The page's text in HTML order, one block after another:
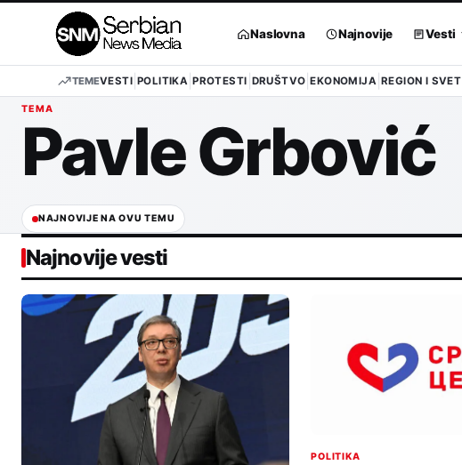
Naslovna Najnovije Vesti
TEMEVESTI POLITIKA PROTESTI DRUŠTVO EKONOMIJA REGION I SVET
TEMA
Pavle Grbović
NAJNOVIJE NA OVU TEMU
Najnovije vesti
POLITIKA